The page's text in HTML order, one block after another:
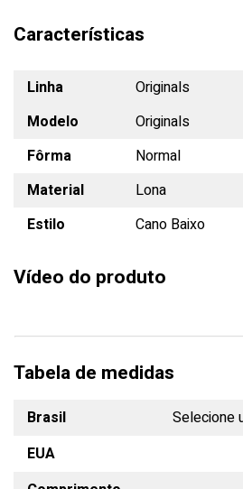
Características
Linha
Originals
Modelo
Originals
Fôrma
Normal
Material
Lona
Estilo
Cano Baixo
Vídeo do produto
Tabela de medidas
Brasil
EUA
Selecione